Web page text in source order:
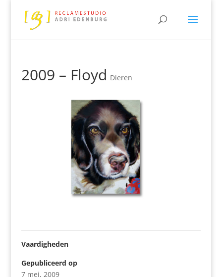
2009 – Floyd Dieren
Vaardigheden
Gepubliceerd op
7 mei, 2009